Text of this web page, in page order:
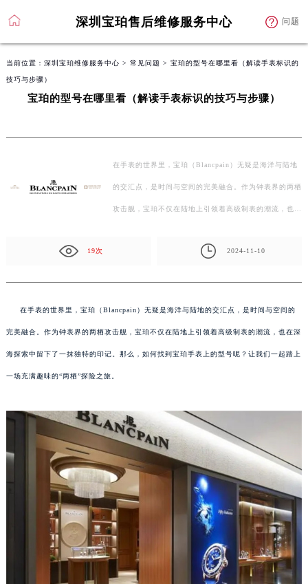
深圳宝珀售后维修服务中心 问题
当前位置： 深圳宝珀维修服务中心 > 常见问题 > 宝珀的型号在哪里看（解读手表标识的
技巧与步骤）
宝珀的型号在哪里看（解读手表标识的技巧与步骤）
在手表的世界里，宝珀（Blancpain）无疑是海洋与陆地
的交汇点，是时间与空间的完美融合。作为钟表界的两栖
攻击舰，宝珀不仅在陆地上引领着高级制表的潮流，也在
19次 2024-11-10
在手表的世界里，宝珀（Blancpain）无疑是海洋与陆地的交汇点，是时间与空间的
完美融合。作为钟表界的两栖攻击舰，宝珀不仅在陆地上引领着高级制表的潮流，也在深
海探索中留下了一抹独特的印记。那么，如何找到宝珀手表上的型号呢？让我们一起踏上
一场充满趣味的“两栖”探险之旅。